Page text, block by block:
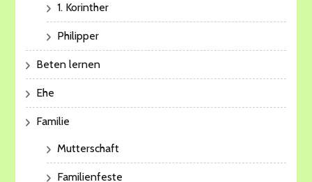
1. Korinther
Philipper
Beten lernen
Ehe
Familie
Mutterschaft
Familienfeste